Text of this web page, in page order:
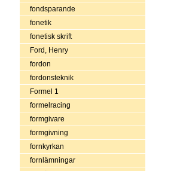
fondsparande
fonetik
fonetisk skrift
Ford, Henry
fordon
fordonsteknik
Formel 1
formelracing
formgivare
formgivning
fornkyrkan
fornlämningar